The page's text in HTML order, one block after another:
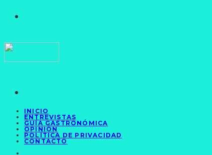
INICIO
ENTREVISTAS
GUÍA GASTRONÓMICA
OPINIÓN
POLÍTICA DE PRIVACIDAD
CONTACTO